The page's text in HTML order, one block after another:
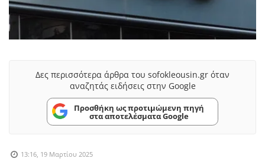
Δες περισσότερα άρθρα του sofokleousin.gr όταν
αναζητάς ειδήσεις στην Google
Προσθήκη ως προτιμώμενη πηγή
στα αποτελέσματα Google
13:16, 19 Μαρτίου 2025